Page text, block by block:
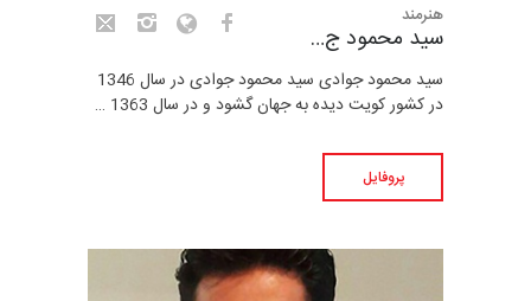
هنرمند
سید محمود ج…
سید محمود جوادی سید محمود جوادی در سال 1346
در کشور کویت دیده به جهان گشود و در سال 1363 …
پروفایل